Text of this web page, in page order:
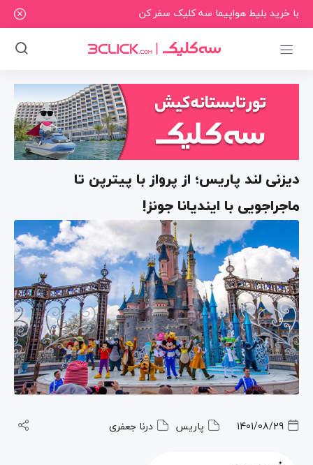
با خرید بلیط هواپیما سه کلیک سفر کن
دیزنی لند پاریس؛ از پرواز با پیترپن تا
ماجراجویی با ایندیانا جونز!
1401/08/29 پاریس درنا جعفری